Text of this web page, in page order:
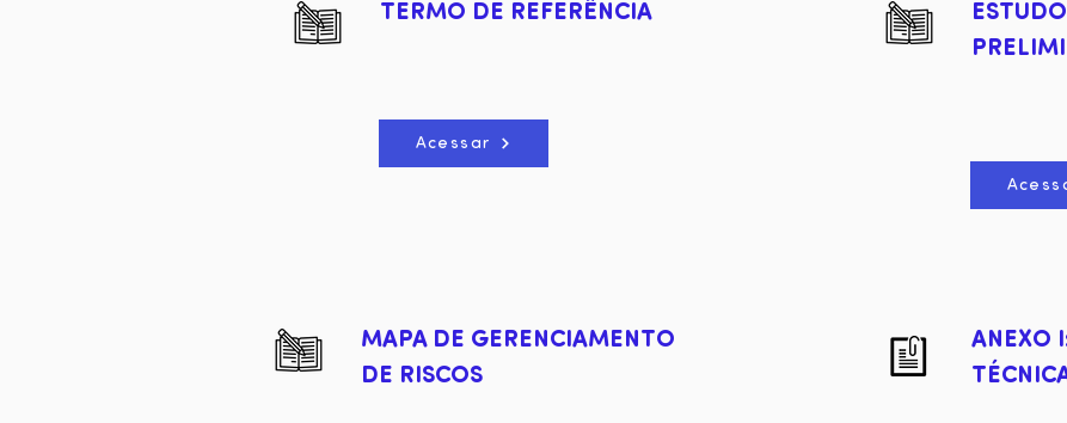
TERMO DE REFERÊNCIA
Acessar
MAPA DE GERENCIAMENTO
DE RISCOS
ANEXO